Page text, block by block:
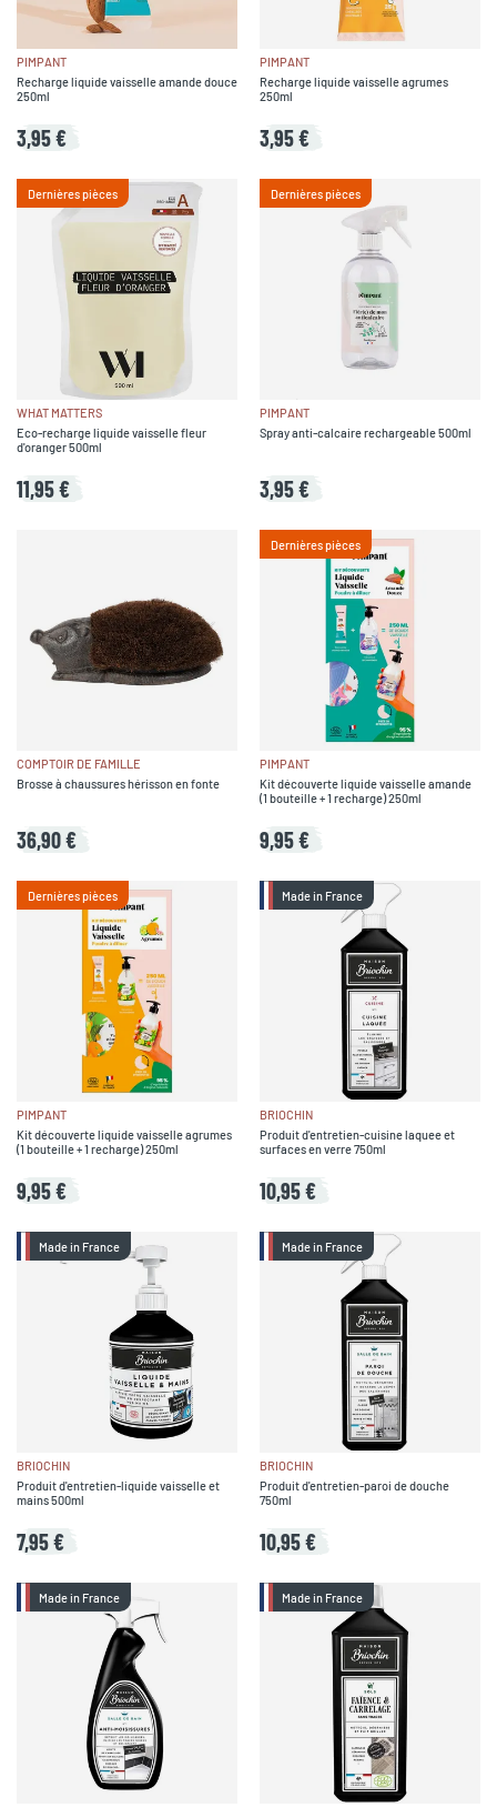
PIMPANT
Recharge liquide vaisselle amande douce
250ml
3,95 €
PIMPANT
Recharge liquide vaisselle agrumes
250ml
3,95 €
Dernières pièces
WHAT MATTERS
Eco-recharge liquide vaisselle fleur
d'oranger 500ml
11,95 €
Dernières pièces
PIMPANT
Spray anti-calcaire rechargeable 500ml
3,95 €
COMPTOIR DE FAMILLE
Brosse à chaussures hérisson en fonte
36,90 €
Dernières pièces
PIMPANT
Kit découverte liquide vaisselle amande
(1 bouteille + 1 recharge) 250ml
9,95 €
Dernières pièces
PIMPANT
Kit découverte liquide vaisselle agrumes
(1 bouteille + 1 recharge) 250ml
9,95 €
Made in France
BRIOCHIN
Produit d'entretien-cuisine laquee et
surfaces en verre 750ml
10,95 €
Made in France
BRIOCHIN
Produit d'entretien-liquide vaisselle et
mains 500ml
7,95 €
Made in France
BRIOCHIN
Produit d'entretien-paroi de douche
750ml
10,95 €
Made in France Made in France